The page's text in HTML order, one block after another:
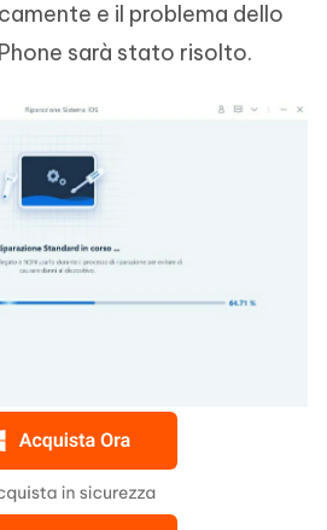
e il problema dello
sarà stato risolto.